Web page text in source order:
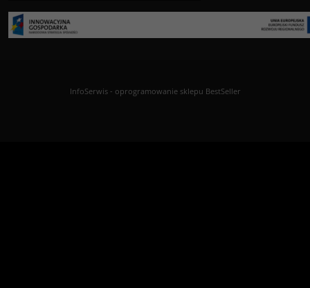
InfoSerwis- oprogramowanie sklepu BestSeller